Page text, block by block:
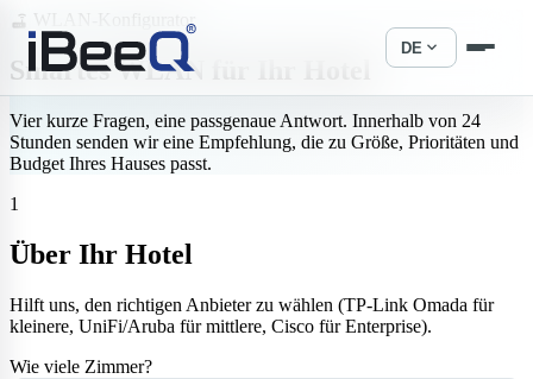
DE expand_more
router WLAN-Konfigurator
Smartes WLAN für
Vier kurze Fragen, eine passgenaue Antwort. Innerhalb von 24
Stunden senden wir eine Empfehlung, die zu Größe, Prioritäten und
Budget Ihres Hauses passt.
1
Über Ihr Hotel
Hilft uns, den richtigen Anbieter zu wählen (TP-Link Omada für
kleinere, UniFi/Aruba für mittlere, Cisco für Enterprise).
Wie viele Zimmer?